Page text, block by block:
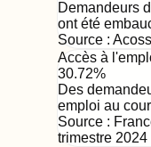
Demandeurs
ont été
Source :
Accès à
30.72%
Des
emploi au
Source :
trimestre 2024